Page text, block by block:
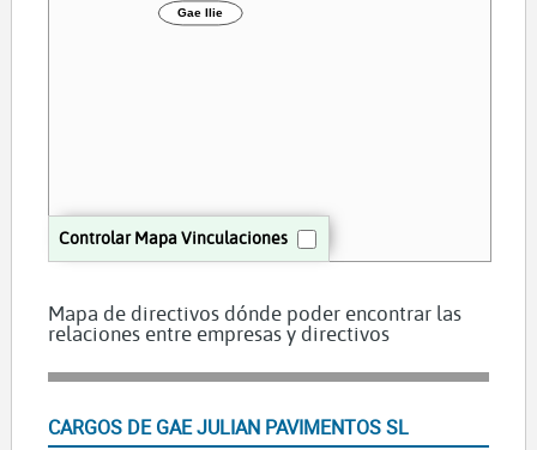
Controlar Mapa Vinculaciones
Gae Ilie
Mapa de directivos dónde poder encontrar las
relaciones entre empresas y directivos
CARGOS DE GAE JULIAN PAVIMENTOS SL